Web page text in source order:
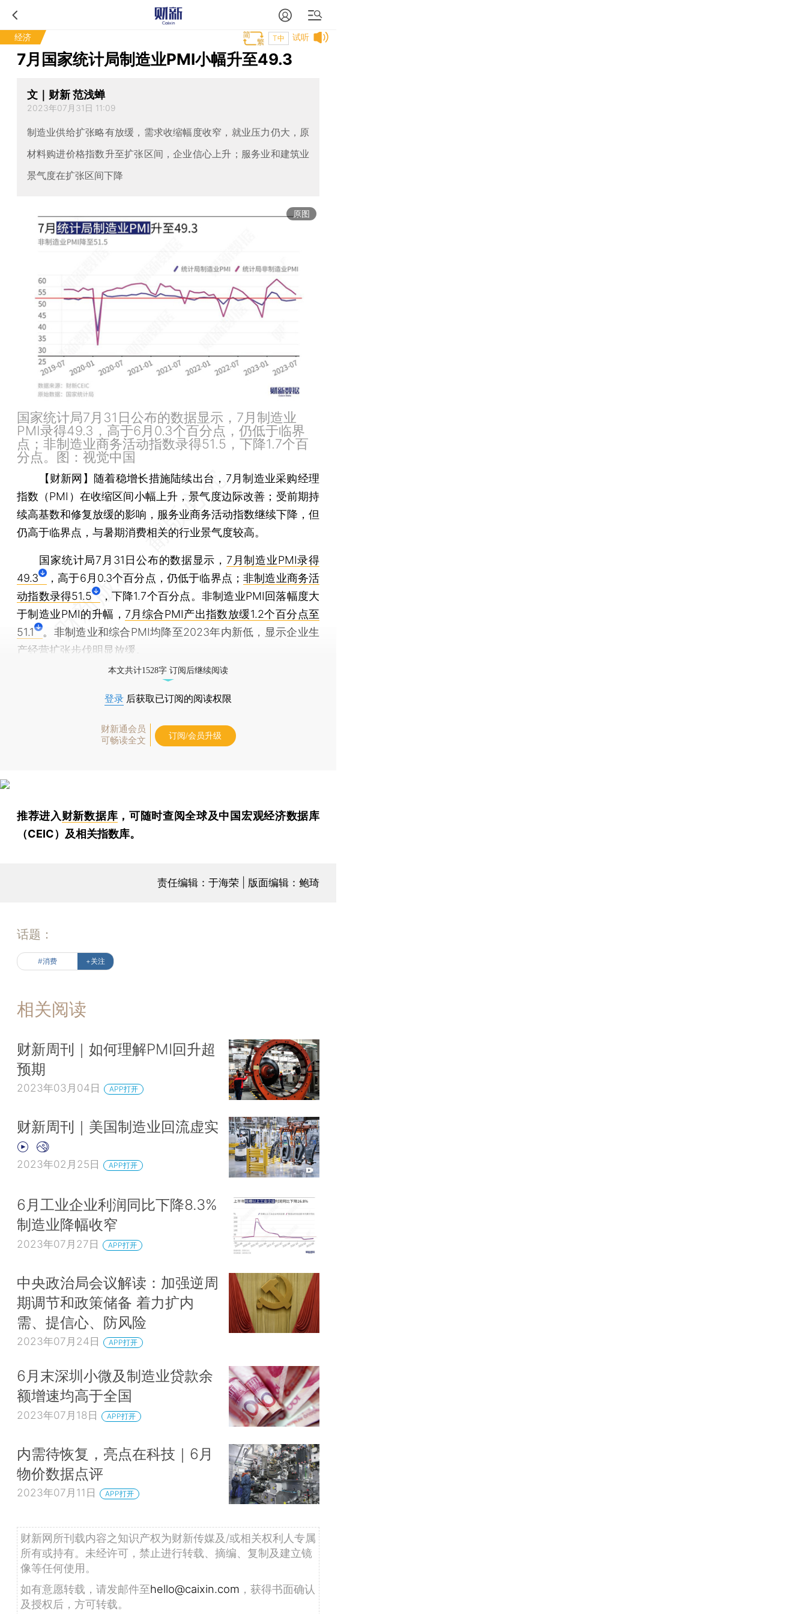
经济 试听
T中
7月国家统计局制造业PMI小幅升至49.3
文｜财新 范浅蝉
2023年07月31日 11:09
制造业供给扩张略有放缓，需求收缩幅度收窄，就业压力仍大，原
材料购进价格指数升至扩张区间，企业信心上升；服务业和建筑业
景气度在扩张区间下降
原图
国家统计局7月31日公布的数据显示，7月制造业
PMI录得49.3，高于6月0.3个百分点，仍低于临界
点；非制造业商务活动指数录得51.5，下降1.7个百
分点。图：视觉中国
【财新网】 随着稳增长措施陆续出台，7月制造业采购经理
指数（PMI）在收缩区间小幅上升，景气度边际改善；受前期持
续高基数和修复放缓的影响，服务业商务活动指数继续下降，但
仍高于临界点，与暑期消费相关的行业景气度较高。
国家统计局7月31日公布的数据显示， 7月制造业PMI录得
49.3
，高于6月0.3个百分点，仍低于临界点； 非制造业商务活
动指数录得51.5
，下降1.7个百分点。非制造业PMI回落幅度大
于制造业PMI的升幅， 7月综合PMI产出指数放缓1.2个百分点至
51.1
。非制造业和综合PMI均降至2023年内新低，显示企业生
产经营扩张步伐明显放缓。
本文共计1528字 订阅后继续阅读
登录 后获取已订阅的阅读权限
财新通会员
可畅读全文
订阅/会员升级
推荐进入财新数据库 ，可随时查阅全球及中国宏观经济数据库
（CEIC）及相关指数库。
责任编辑：于海荣 | 版面编辑：鲍琦
话题：
#消费 +关注
相关阅读
财新周刊｜如何理解PMI回升超
预期
2023年03月04日 APP打开
财新周刊｜美国制造业回流虚实
2023年02月25日 APP打开
6月工业企业利润同比下降8.3%
制造业降幅收窄
2023年07月27日 APP打开
中央政治局会议解读：加强逆周
期调节和政策储备 着力扩内
需、提信心、防风险
2023年07月24日 APP打开
6月末深圳小微及制造业贷款余
额增速均高于全国
2023年07月18日 APP打开
内需待恢复，亮点在科技｜6月
物价数据点评
2023年07月11日 APP打开
财新网所刊载内容之知识产权为财新传媒及/或相关权利人专属
所有或持有。未经许可，禁止进行转载、摘编、复制及建立镜
像等任何使用。
如有意愿转载，请发邮件至hello@caixin.com ，获得书面确认
及授权后，方可转载。